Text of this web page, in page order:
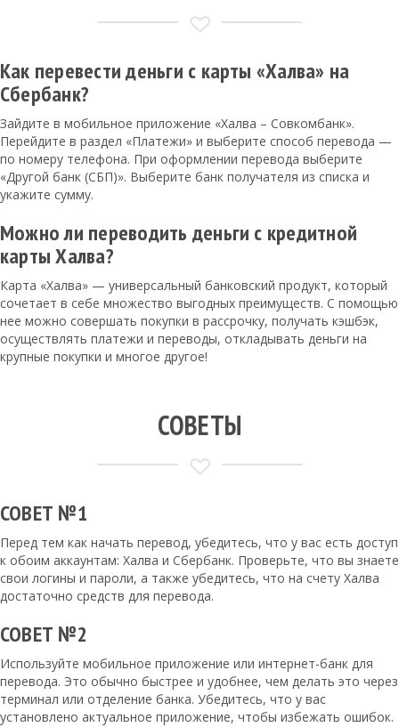
Как перевести деньги с карты «Халва» на
Сбербанк?
Зайдите в мобильное приложение «Халва – Совкомбанк».
Перейдите в раздел «Платежи» и выберите способ перевода —
по номеру телефона. При оформлении перевода выберите
«Другой банк (СБП)». Выберите банк получателя из списка и
укажите сумму.
Можно ли переводить деньги с кредитной
карты Халва?
Карта «Халва» — универсальный банковский продукт, который
сочетает в себе множество выгодных преимуществ. С помощью
нее можно совершать покупки в рассрочку, получать кэшбэк,
осуществлять платежи и переводы, откладывать деньги на
крупные покупки и многое другое!
СОВЕТЫ
СОВЕТ №1
Перед тем как начать перевод, убедитесь, что у вас есть доступ
к обоим аккаунтам: Халва и Сбербанк. Проверьте, что вы знаете
свои логины и пароли, а также убедитесь, что на счету Халва
достаточно средств для перевода.
СОВЕТ №2
Используйте мобильное приложение или интернет-банк для
перевода. Это обычно быстрее и удобнее, чем делать это через
терминал или отделение банка. Убедитесь, что у вас
установлено актуальное приложение, чтобы избежать ошибок.